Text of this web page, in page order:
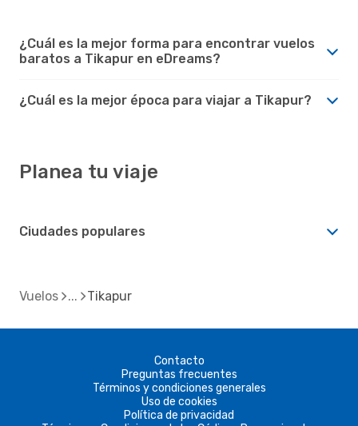
¿Cuál es la mejor forma para encontrar vuelos
baratos a Tikapur en eDreams?
¿Cuál es la mejor época para viajar a Tikapur?
Planea tu viaje
Ciudades populares
Vuelos Tikapur
Contacto
Preguntas frecuentes
Términos y condiciones generales
Uso de cookies
Política de privacidad